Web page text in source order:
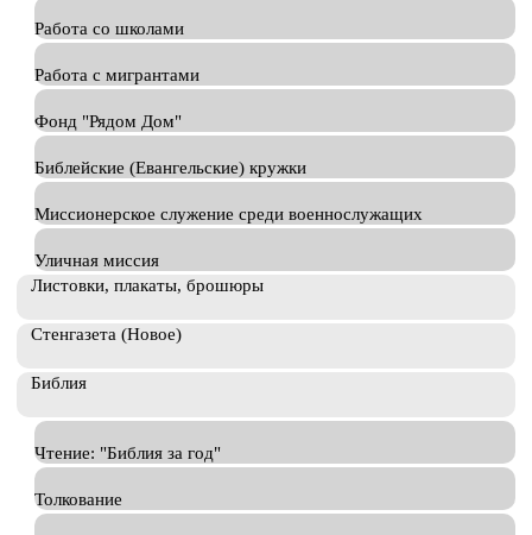
Работа со школами
Работа с мигрантами
Фонд "Рядом Дом"
Библейские (Евангельские) кружки
Миссионерское служение среди военнослужащих
Уличная миссия
Листовки, плакаты, брошюры
Стенгазета (Новое)
Библия
Чтение: "Библия за год"
Толкование